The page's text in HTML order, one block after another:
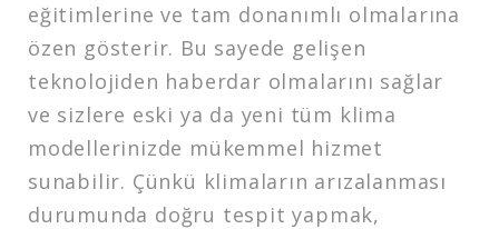
eğitimlerine ve tam donanımlı olmalarına
özen gösterir. Bu sayede gelişen
teknolojiden haberdar olmalarını sağlar
ve sizlere eski ya da yeni tüm klima
modellerinizde mükemmel hizmet
sunabilir. Çünkü klimaların arızalanması
durumunda doğru tespit yapmak,